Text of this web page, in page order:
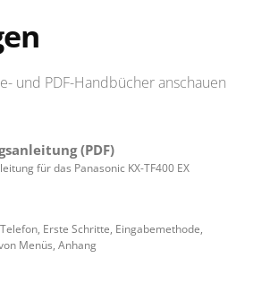
und PDF-Handbücher anschauen
(PDF)
für das Panasonic KX-TF400 EX
Erste Schritte, Eingabemethode,
Menüs, Anhang